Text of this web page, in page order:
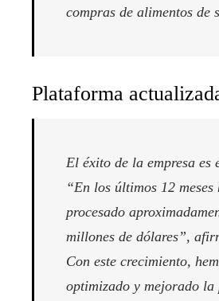
compras de alimentos de
Plataforma
El éxito de la empresa es
“En los últimos 12 meses
procesado
millones de dólares”,
Con este crecimiento,
optimizado y mejorado la